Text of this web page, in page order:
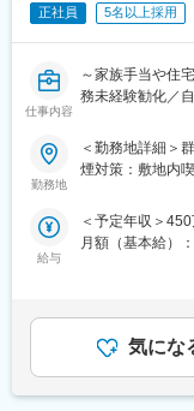
・SEM（走査型
■はたらく環境
・年間休日120日
就業先によって
に担当営業がフ
な体制を整える
キャリア相談も
技術者として様
化学系の技術者
野への挑戦を通
ん、一つの分野
ーへの挑戦も可
正社員 5名以上採用
仕事内容
～家族手当や住
務未経験勧化／
■業務内容：
＜具体的な業務
・航空機やロケ
＜業務内で用い
・成分分析装置
・成形機械（射
・熱分析装置（
勤務地
＜勤務地詳細＞
煙対策：敷地内
給与
＜予定年収＞
月額（基本給）
与：年2回（7月
考を通じて上下
めた表記です。
気にな